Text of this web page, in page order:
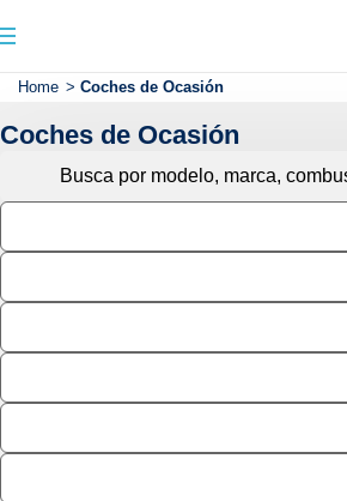
Home > Coches de Ocasión
Coches de Ocasión